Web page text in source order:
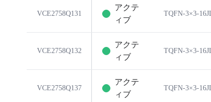
VCE2758Q131
アクテ
ィブ
TQFN-3×3-
VCE2758Q132
アクテ
ィブ
TQFN-3×3-
VCE2758Q137
アクテ
ィブ
TQFN-3×3-